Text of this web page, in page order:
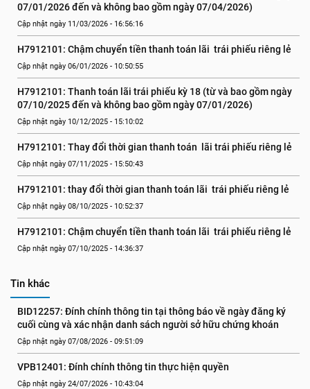
07/01/2026 đến và không bao gồm ngày 07/04/2026)
Cập nhật ngày 11/03/2026 - 16:56:16
H7912101: Chậm chuyển tiền thanh toán lãi  trái phiếu riêng lẻ
Cập nhật ngày 06/01/2026 - 10:50:55
H7912101: Thanh toán lãi trái phiếu kỳ 18 (từ và bao gồm ngày
07/10/2025 đến và không bao gồm ngày 07/01/2026)
Cập nhật ngày 10/12/2025 - 15:10:02
H7912101: Thay đổi thời gian thanh toán  lãi trái phiếu riêng lẻ
Cập nhật ngày 07/11/2025 - 15:50:43
H7912101: thay đổi thời gian thanh toán lãi  trái phiếu riêng lẻ
Cập nhật ngày 08/10/2025 - 10:52:37
H7912101: Chậm chuyển tiền thanh toán lãi  trái phiếu riêng lẻ
Cập nhật ngày 07/10/2025 - 14:36:37
Tin khác
BID12257: Đính chính thông tin tại thông báo về ngày đăng ký
cuối cùng và xác nhận danh sách người sở hữu chứng khoán
Cập nhật ngày 07/08/2026 - 09:51:09
VPB12401: Đính chính thông tin thực hiện quyền
Cập nhật ngày 24/07/2026 - 10:43:04